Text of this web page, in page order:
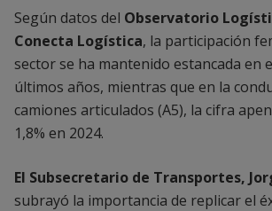
Según datos del Observatorio
Conecta Logística, la participación
sector se ha mantenido estancada en
últimos años, mientras que en la
camiones articulados (A5), la cifra
1,8% en 2024.
El Subsecretario de Transportes,
subrayó la importancia de replicar el